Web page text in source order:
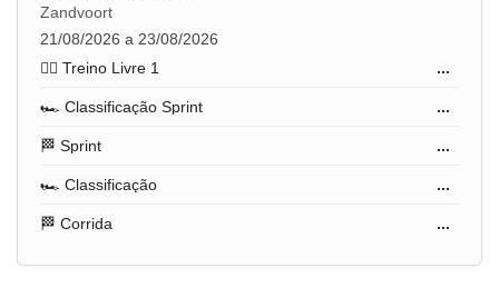
Zandvoort
21/08/2026 a 23/08/2026
🏋️‍♂️ Treino Livre 1
...
🏎️ Classificação Sprint ...
🏁 Sprint ...
🏎️ Classificação ...
🏁 Corrida ...